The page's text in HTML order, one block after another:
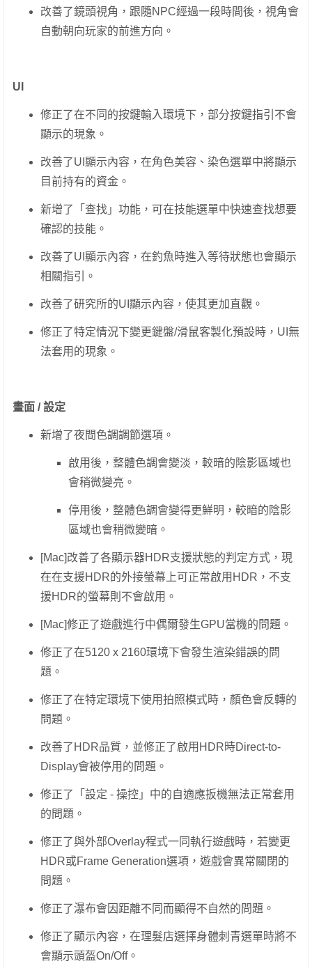
改善了鏡頭視角，跟隨NPC經過一段時間後，視角會
自動朝向玩家的前進方向。
UI
修正了在不同的按鍵輸入環境下，部分按鍵指引不會
顯示的現象。
改善了UI顯示內容，在角色美容、染色選單中將顯示
目前持有的資金。
新增了「查找」功能，可在技能選單中快速查找想要
確認的技能。
改善了UI顯示內容，在釣魚時進入等待狀態也會顯示
相關指引。
改善了研究所的UI顯示內容，使其更加直觀。
修正了特定情況下變更鍵盤/滑鼠客製化預設時，UI無
法套用的現象。
畫面 / 設定
新增了夜間色調調節選項。
啟用後，整體色調會變淡，較暗的陰影區域也
會稍微變亮。
停用後，整體色調會變得更鮮明，較暗的陰影
區域也會稍微變暗。
[Mac]改善了各顯示器HDR支援狀態的判定方式，現
在在支援HDR的外接螢幕上可正常啟用HDR，不支
援HDR的螢幕則不會啟用。
[Mac]修正了遊戲進行中偶爾發生GPU當機的問題。
修正了在5120 x 2160環境下會發生渲染錯誤的問
題。
修正了在特定環境下使用拍照模式時，顏色會反轉的
問題。
改善了HDR品質，並修正了啟用HDR時Direct-to-
Display會被停用的問題。
修正了「設定 - 操控」中的自適應扳機無法正常套用
的問題。
修正了與外部Overlay程式一同執行遊戲時，若變更
HDR或Frame Generation選項，遊戲會異常關閉的
問題。
修正了瀑布會因距離不同而顯得不自然的問題。
修正了顯示內容，在理髮店選擇身體刺青選單時將不
會顯示頭盔On/Off。